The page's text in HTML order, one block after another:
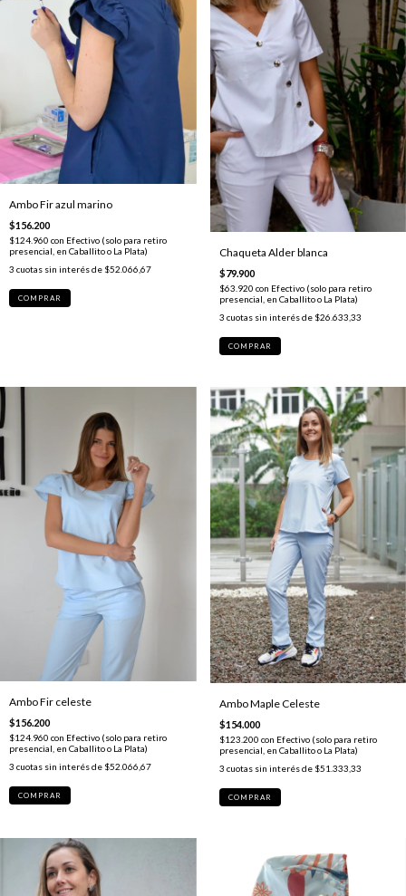
Ambo Fir azul marino
$156.200
$124.960 con Efectivo (solo para retiro
presencial, en Caballito o La Plata)
3 cuotas sin interés de $52.066,67
COMPRAR
Chaqueta Alder blanca
$79.900
$63.920 con Efectivo (solo para retiro
presencial, en Caballito o La Plata)
3 cuotas sin interés de $26.633,33
COMPRAR
Ambo Fir celeste
$156.200
$124.960 con Efectivo (solo para retiro
presencial, en Caballito o La Plata)
3 cuotas sin interés de $52.066,67
COMPRAR
Ambo Maple Celeste
$154.000
$123.200 con Efectivo (solo para retiro
presencial, en Caballito o La Plata)
3 cuotas sin interés de $51.333,33
COMPRAR